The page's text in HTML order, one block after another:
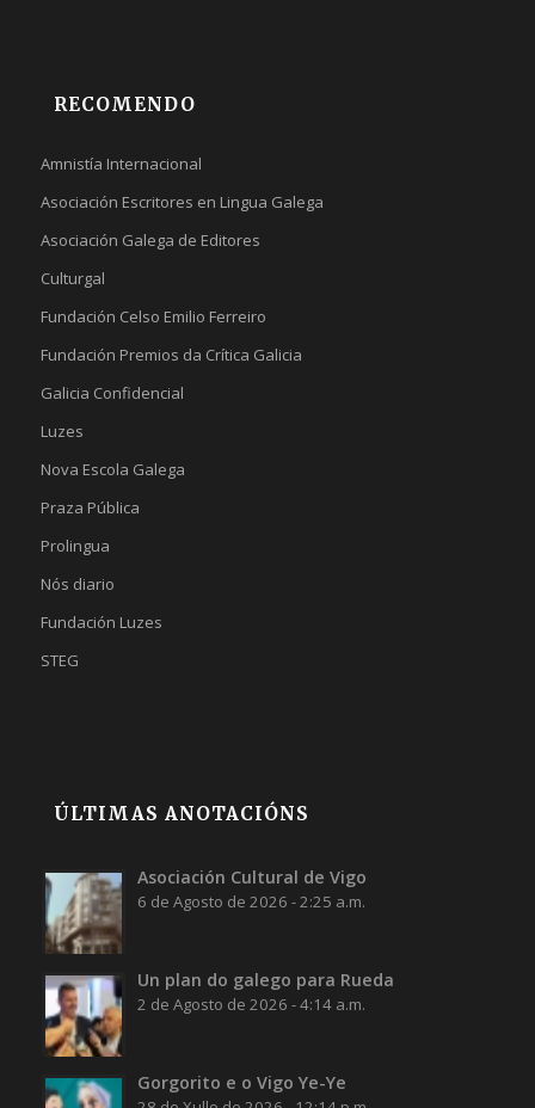
RECOMENDO
Amnistía Internacional
Asociación Escritores en Lingua Galega
Asociación Galega de Editores
Culturgal
Fundación Celso Emilio Ferreiro
Fundación Premios da Crítica Galicia
Galicia Confidencial
Luzes
Nova Escola Galega
Praza Pública
Prolingua
Nós diario
Fundación Luzes
STEG
ÚLTIMAS ANOTACIÓNS
Asociación Cultural de Vigo
6 de Agosto de 2026 - 2:25 a.m.
Un plan do galego para Rueda
2 de Agosto de 2026 - 4:14 a.m.
Gorgorito e o Vigo Ye-Ye